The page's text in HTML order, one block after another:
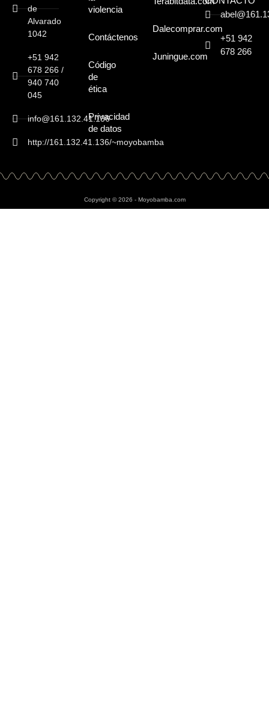
de
Alvarado
1042
+51 942
678 266 /
940 740
045
info@161.132.41.136
http://161.132.41.136/~moyobamba
violencia
Contáctenos
Código
de
ética
Privacidad
de datos
Dalecomprar.com
Juningue.com
+51 942
678 266
Copyright © 2026 - Moyobamba.com